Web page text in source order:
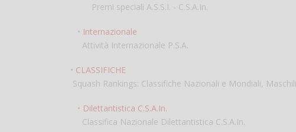
Premi speciali A.S.S.I. - C.S.A.In.
• Internazionale
Attività Internazionale P.S.A.
• CLASSIFICHE
Squash Rankings: Classifiche Nazionali e Mondiali,
• Dilettantistica C.S.A.In.
Classifica Nazionale Dilettantistica C.S.A.In.